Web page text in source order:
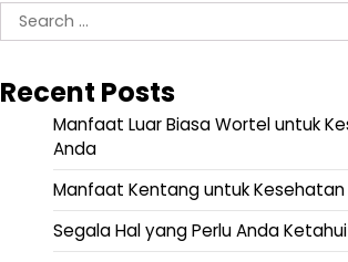
Search
for:
Recent Posts
Manfaat Luar Biasa Wortel untuk
Anda
Manfaat Kentang untuk Kesehatan
Segala Hal yang Perlu Anda